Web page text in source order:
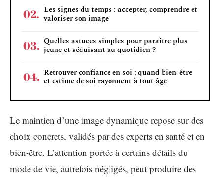
Les signes du temps : accepter, comprendre et
valoriser son image
Quelles astuces simples pour paraître plus
jeune et séduisant au quotidien ?
Retrouver confiance en soi : quand bien-être
et estime de soi rayonnent à tout âge
Le maintien d’une image dynamique repose sur des
choix concrets, validés par des experts en santé et en
bien-être. L’attention portée à certains détails du
mode de vie, autrefois négligés, peut produire des